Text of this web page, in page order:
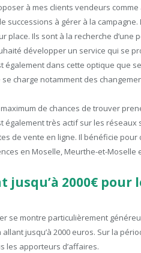
à mes clients vendeurs
successions à gérer à la
place. Ils sont à la recherche
développer un service qui se
également dans cette optique que
charge notamment des
de chances de trouver
également très actif sur les réseaux
de vente en ligne. Il bénéficie
en Moselle, Meurthe-et-Moselle
jusqu’à 2000€ pour
se montre particulièrement
jusqu’à 2000 euros. Sur la
les apporteurs d’affaires.